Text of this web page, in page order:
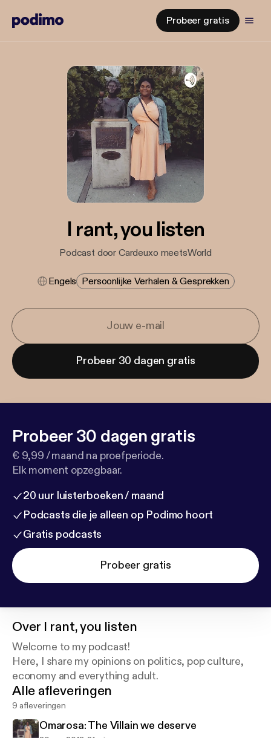
Probeer gratis
I rant, you listen
Podcast door Cardeuxo meetsWorld
Engels Persoonlijke Verhalen & Gesprekken
Probeer 30 dagen gratis
Probeer 30 dagen gratis
€ 9,99 / maand na proefperiode.
Elk moment opzegbaar.
20 uur luisterboeken / maand
Podcasts die je alleen op Podimo hoort
Gratis podcasts
Probeer gratis
Over I rant, you listen
Welcome to my podcast!
Here, I share my opinions on politics, pop culture,
economy and everything adult.
Alle afleveringen
9 afleveringen
Omarosa: The Villain we deserve